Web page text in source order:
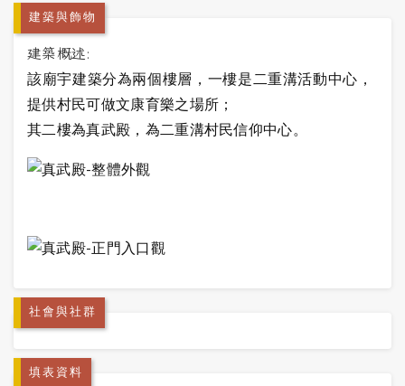
建築與飾物
建築概述:
該廟宇建築分為兩個樓層，一樓是二重溝活動中心，
提供村民可做文康育樂之場所；
其二樓為真武殿，為二重溝村民信仰中心。
社會與社群
填表資料